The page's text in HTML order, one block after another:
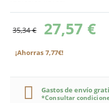
35,34 € 27,57 €
¡Ahorras 7,77€!
Gastos de envío
*Consultar